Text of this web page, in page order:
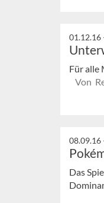
01.12.16
Für alle
Von
08.09.16
Das